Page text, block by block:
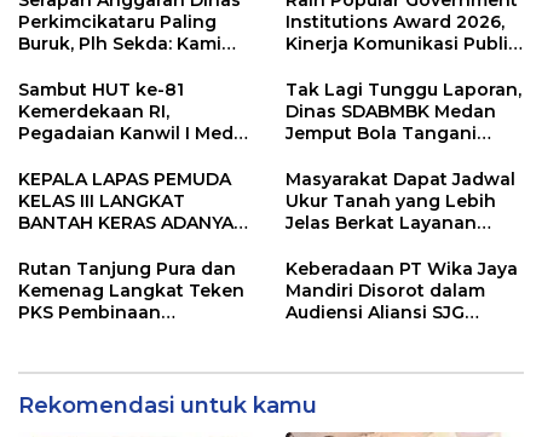
Perkimcikataru Paling
Buruk, Plh Sekda: Kami
Institutions Award 2026,
Kinerja Komunikasi Publik
Kembali Diakui
Sambut HUT ke-81
Kemerdekaan RI,
Pegadaian Kanwil I Medan
Bertajuk “Play Together,
Grow Together”
Tak Lagi Tunggu Laporan,
Dinas SDABMBK Medan
Jemput Bola Tangani
KEPALA LAPAS PEMUDA
KELAS III LANGKAT
BANTAH KERAS ADANYA
SELALU DITUTUPI
TENTANG SINDIKAT
PENIPU PENJUALAN EMAS
Masyarakat Dapat Jadwal
Ukur Tanah yang Lebih
Jelas Berkat Layanan
Rutan Tanjung Pura dan
Kemenag Langkat Teken
PKS Pembinaan
Keberadaan PT Wika Jaya
Mandiri Disorot dalam
Audiensi Aliansi SJG
Rekomendasi untuk kamu